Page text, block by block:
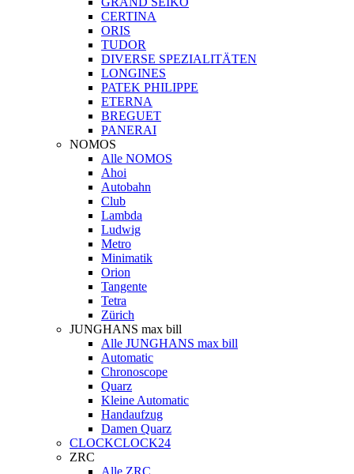
CERTINA
ORIS
TUDOR
DIVERSE SPEZIALITÄTEN
LONGINES
PATEK PHILIPPE
ETERNA
BREGUET
PANERAI
NOMOS
Alle NOMOS
Ahoi
Autobahn
Club
Lambda
Ludwig
Metro
Minimatik
Orion
Tangente
Tetra
Zürich
JUNGHANS max bill
Alle JUNGHANS max bill
Automatic
Chronoscope
Quarz
Kleine Automatic
Handaufzug
Damen Quarz
CLOCKCLOCK24
ZRC
Alle ZRC